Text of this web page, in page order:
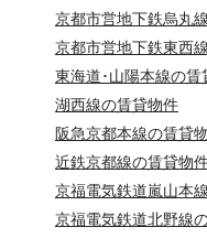
京都市営地下鉄烏丸
京都市営地下鉄東西
東海道･山陽本線の賃
湖西線の賃貸物件
阪急京都本線の賃貸
近鉄京都線の賃貸物
京福電気鉄道嵐山本
京福電気鉄道北野線